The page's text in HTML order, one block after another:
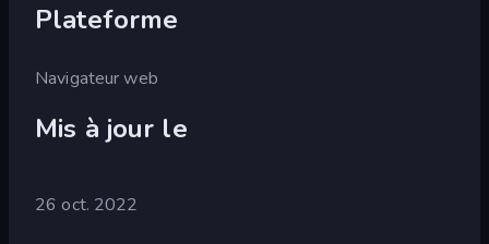
Plateforme
Navigateur web
Mis à jour le
26 oct. 2022